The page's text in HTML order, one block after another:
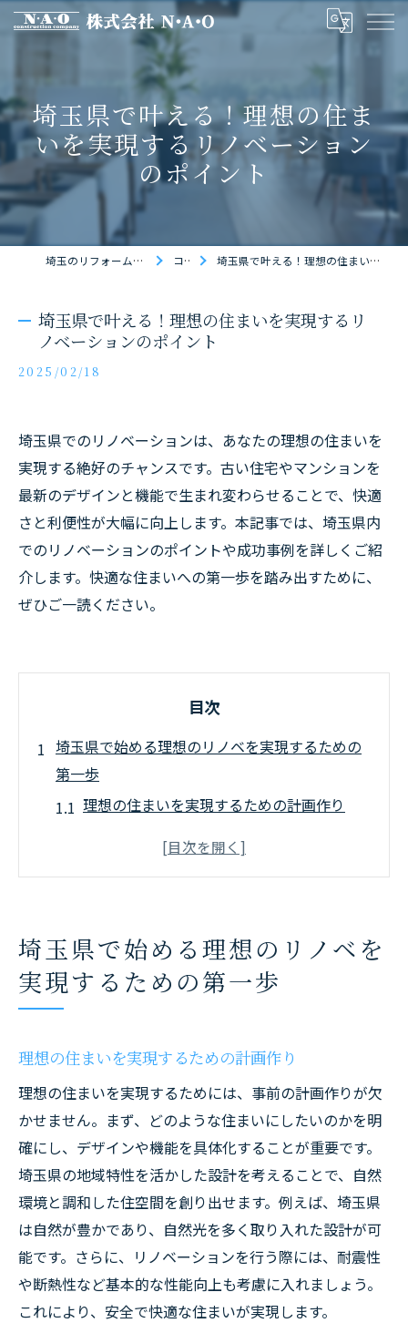
埼玉県で叶える！理想の住ま
いを実現するリノベーション
のポイント
埼玉のリフォームなら株式会社N・A・O コラム 埼玉県で叶える！理想の住まいを実現するリノベーションのポイント
埼玉県で叶える！理想の住まいを実現するリ
ノベーションのポイント
2025/02/18
埼玉県でのリノベーションは、あなたの理想の住まいを
実現する絶好のチャンスです。古い住宅やマンションを
最新のデザインと機能で生まれ変わらせることで、快適
さと利便性が大幅に向上します。本記事では、埼玉県内
でのリノベーションのポイントや成功事例を詳しくご紹
介します。快適な住まいへの第一歩を踏み出すために、
ぜひご一読ください。
目次
埼玉県で始める理想のリノベを実現するための
第一歩
理想の住まいを実現するための計画作り
埼玉県でのリノベーションに必要な許可と
埼玉県内での信頼できる施工業者の選び方
リノベーション前に知っておくべき法律と
一歩
古い住まいが生まれ変わる埼玉県のリノベの魅
力
歴史ある建物を魅力的にリノベーションす
る方法
埼玉県でのリノベーションで得られる新し
い魅力
リノベーションで古い住まいを現代風に変
える
埼玉県で始める理想のリノベを
実現するための第一歩
理想の住まいを実現するための計画作り
理想の住まいを実現するためには、事前の計画作りが欠
かせません。まず、どのような住まいにしたいのかを明
確にし、デザインや機能を具体化することが重要です。
埼玉県の地域特性を活かした設計を考えることで、自然
環境と調和した住空間を創り出せます。例えば、埼玉県
は自然が豊かであり、自然光を多く取り入れた設計が可
能です。さらに、リノベーションを行う際には、耐震性
や断熱性など基本的な性能向上も考慮に入れましょう。
これにより、安全で快適な住まいが実現します。